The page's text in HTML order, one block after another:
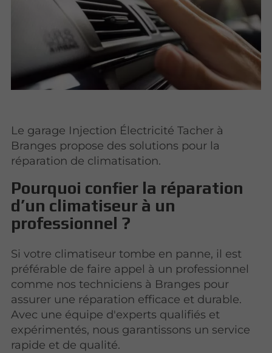
Le garage Injection Électricité Tacher à
Branges propose des solutions pour la
réparation de climatisation.
Pourquoi confier la réparation
d’un climatiseur à un
professionnel ?
Si votre climatiseur tombe en panne, il est
préférable de faire appel à un professionnel
comme nos techniciens à Branges pour
assurer une réparation efficace et durable.
Avec une équipe d'experts qualifiés et
expérimentés, nous garantissons un service
rapide et de qualité.